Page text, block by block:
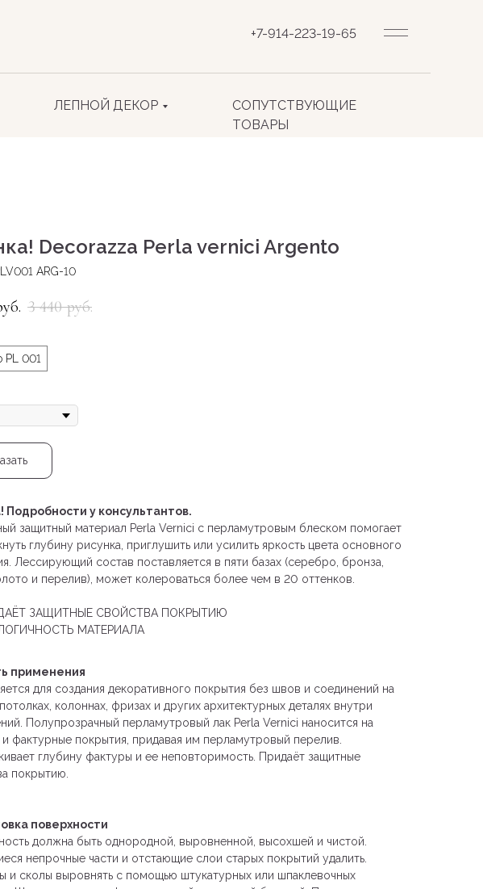
+7-914-223-19-65
ЛЕПНОЙ ДЕКОР
СОПУТСТВУЮЩИЕ
ТОВАРЫ
Decorazza Perla vernici Argento
ARG-10
3 440 руб.
PL 001
Подробности у консультантов.
защитный материал Perla Vernici с перламутровым блеском помогает
глубину рисунка, приглушить или усилить яркость цвета основного
Лессирующий состав поставляется в пяти базах (серебро, бронза,
и перелив), может колероваться более чем в 20 оттенков.
ЗАЩИТНЫЕ СВОЙСТВА ПОКРЫТИЮ
МАТЕРИАЛА
применения
для создания декоративного покрытия без швов и соединений на
колоннах, фризах и других архитектурных деталях внутри
Полупрозрачный перламутровый лак Perla Vernici наносится на
и фактурные покрытия, придавая им перламутровый перелив.
глубину фактуры и ее неповторимость. Придаёт защитные
покрытию.
поверхности
должна быть однородной, выровненной, высохшей и чистой.
непрочные части и отстающие слои старых покрытий удалить.
и сколы выровнять с помощью штукатурных или шпаклевочных